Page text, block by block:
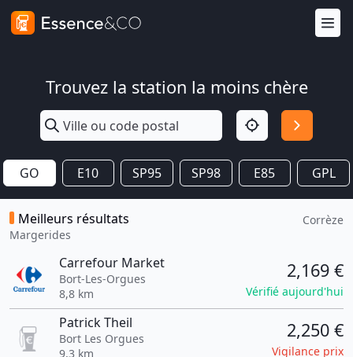
Trouvez la station la moins chère
GO E10 SP95 SP98 E85 GPL
Meilleurs résultats
Margerides
Corrèze
Carrefour Market
Bort-Les-Orgues
8,8 km
2,169 €
Vérifié aujourd'hui
Patrick Theil
Bort Les Orgues
9,3 km
2,250 €
Vigilance prix